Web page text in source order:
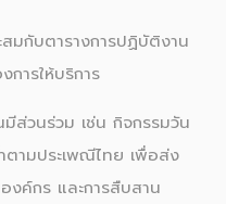
สมกับตารางการปฏิบัติงาน
การให้บริการ
ส่วนร่วม เช่น กิจกรรมวัน
ามประเพณีไทย เพื่อส่ง
งค์กร และการสืบสาน